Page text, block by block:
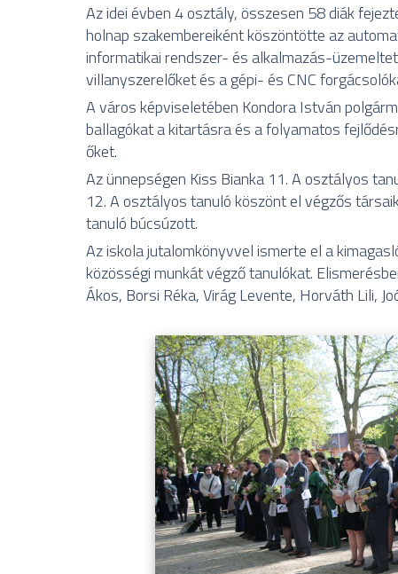
Az idei évben 4 osztály, összesen 58 diák
holnap szakembereiként köszöntötte az
informatikai rendszer- és alkalmazás-
villanyszerelőket és a gépi- és CNC
A város képviseletében Kondora István
ballagókat a kitartásra és a folyamatos
őket.
Az ünnepségen Kiss Bianka 11. A osztályos
12. A osztályos tanuló köszönt el végzős
tanuló búcsúzott.
Az iskola jutalomkönyvvel ismerte el a
közösségi munkát végző tanulókat.
Ákos, Borsi Réka, Virág Levente, Horváth Lili,